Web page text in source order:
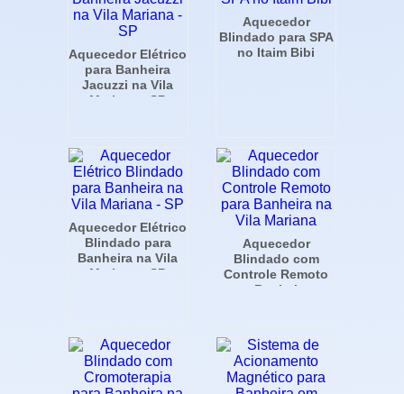
Aquecedor Elétrico
para Banheira
Jacuzzi na Vila
Mariana - SP
Aquecedor
Blindado para SPA
no Itaim Bibi
Aquecedor Elétrico
Blindado para
Banheira na Vila
Mariana - SP
Aquecedor
Blindado com
Controle Remoto
para Banheira na